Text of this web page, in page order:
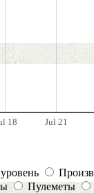
18 Jul 21
Пулеметы